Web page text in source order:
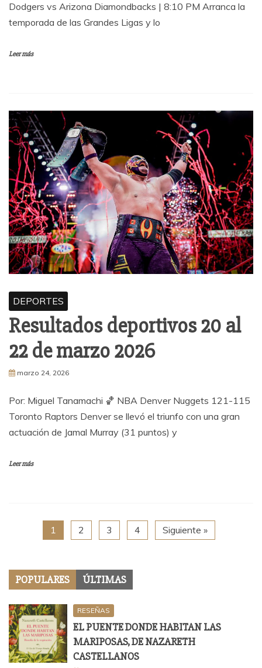
Dodgers vs Arizona Diamondbacks | 8:10 PM Arranca la
temporada de las Grandes Ligas y lo
Leer más
DEPORTES
Resultados deportivos 20 al
22 de marzo 2026
marzo 24, 2026
Por: Miguel Tanamachi 🏀 NBA Denver Nuggets 121-115
Toronto Raptors Denver se llevó el triunfo con una gran
actuación de Jamal Murray (31 puntos) y
Leer más
1 2 3 4 Siguiente »
POPULARES ÚLTIMAS
RESEÑAS
EL PUENTE DONDE HABITAN LAS
MARIPOSAS, DE NAZARETH
CASTELLANOS